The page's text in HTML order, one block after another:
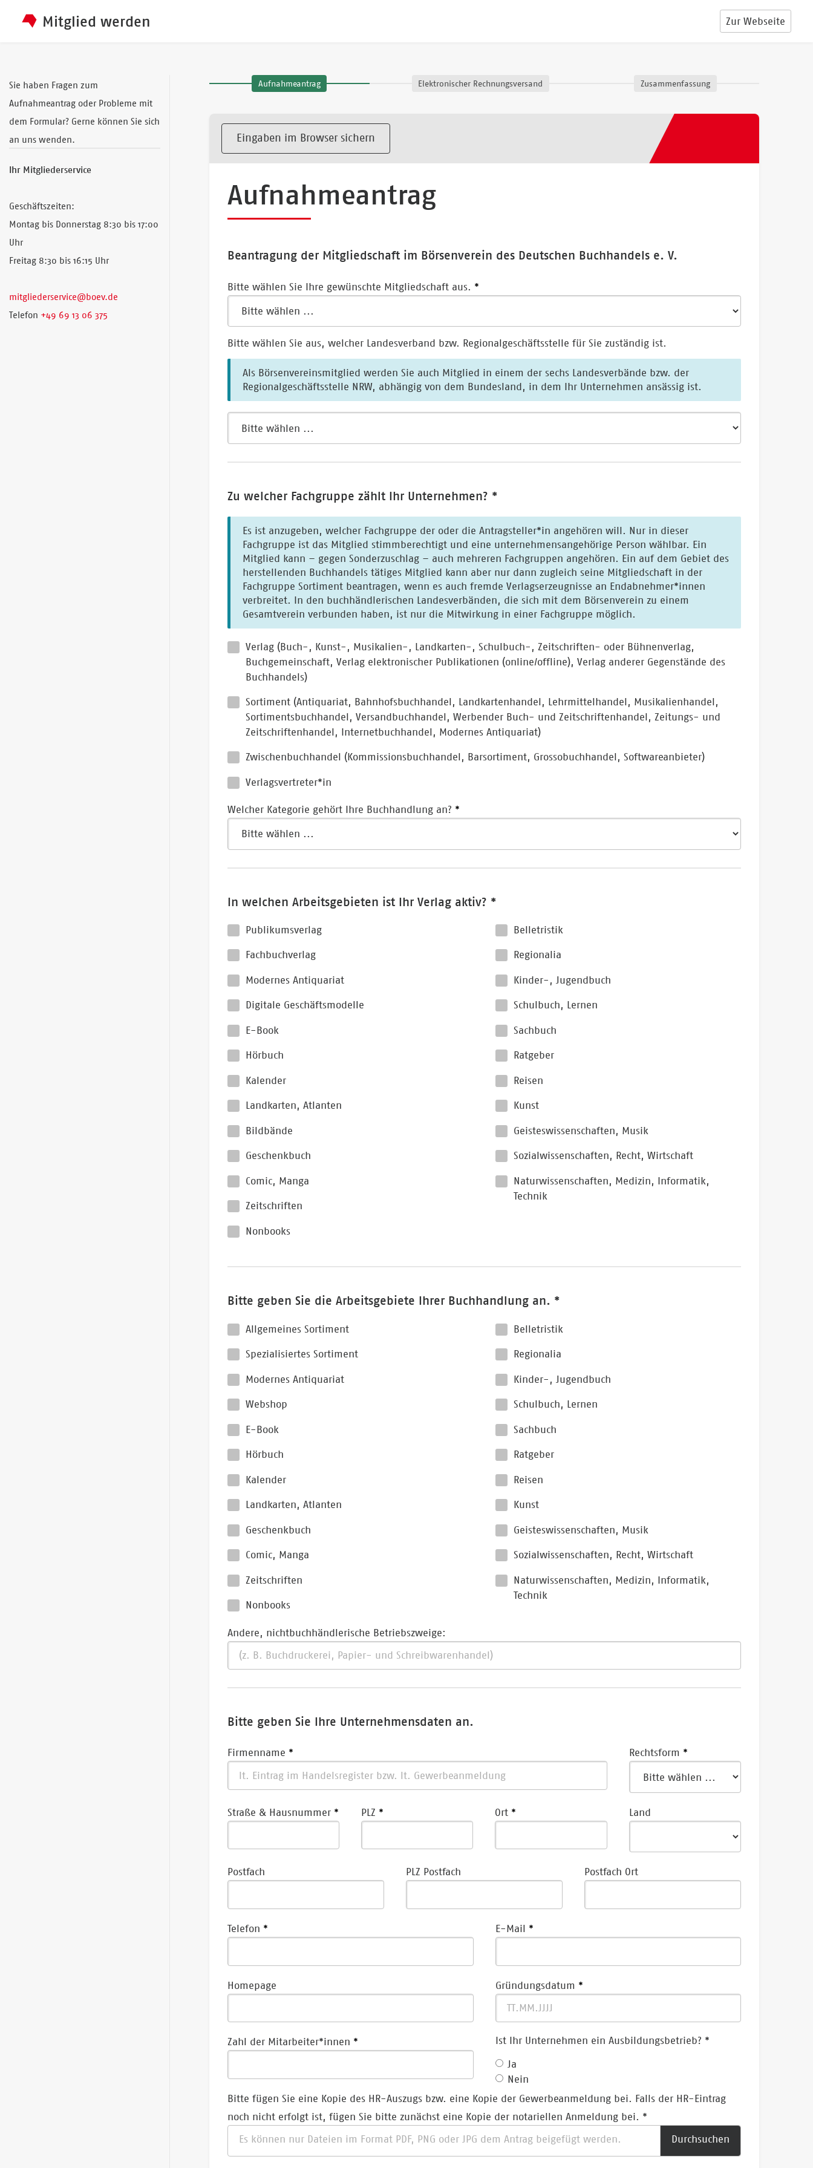
Mitglied werden Zur Webseite
Aufnahmeantrag Elektronischer Rechnungsversand Zusammenfassung
Eingaben im Browser sichern
Aufnahmeantrag
Beantragung der Mitgliedschaft im Börsenverein des Deutschen Buchhandels e. V.
Bitte wählen Sie Ihre gewünschte Mitgliedschaft aus.
Bitte wählen Sie aus, welcher Landesverband bzw. Regionalgeschäftsstelle für Sie zuständig ist.
Als Börsenvereinsmitglied werden Sie auch Mitglied in einem der sechs Landesverbände bzw. der
Regionalgeschäftsstelle NRW, abhängig von dem Bundesland, in dem Ihr Unternehmen ansässig ist.
Zu welcher Fachgruppe zählt Ihr Unternehmen? *
Es ist anzugeben, welcher Fachgruppe der oder die Antragsteller*in angehören will. Nur in dieser
Fachgruppe ist das Mitglied stimmberechtigt und eine unternehmensangehörige Person wählbar. Ein
Mitglied kann – gegen Sonderzuschlag – auch mehreren Fachgruppen angehören. Ein auf dem Gebiet des
herstellenden Buchhandels tätiges Mitglied kann aber nur dann zugleich seine Mitgliedschaft in der
Fachgruppe Sortiment beantragen, wenn es auch fremde Verlagserzeugnisse an Endabnehmer*innen
verbreitet. In den buchhändlerischen Landesverbänden, die sich mit dem Börsenverein zu einem
Gesamtverein verbunden haben, ist nur die Mitwirkung in einer Fachgruppe möglich.
Verlag (Buch-, Kunst-, Musikalien-, Landkarten-, Schulbuch-, Zeitschriften- oder Bühnenverlag,
Buchgemeinschaft, Verlag elektronischer Publikationen (online/offline), Verlag anderer Gegenstände des
Buchhandels)
Sortiment (Antiquariat, Bahnhofsbuchhandel, Landkartenhandel, Lehrmittelhandel, Musikalienhandel,
Sortimentsbuchhandel, Versandbuchhandel, Werbender Buch- und Zeitschriftenhandel, Zeitungs- und
Zeitschriftenhandel, Internetbuchhandel, Modernes Antiquariat)
Zwischenbuchhandel (Kommissionsbuchhandel, Barsortiment, Grossobuchhandel, Softwareanbieter)
Verlagsvertreter*in
Welcher Kategorie gehört Ihre Buchhandlung an?
In welchen Arbeitsgebieten ist Ihr Verlag aktiv? *
Publikumsverlag
Fachbuchverlag
Modernes Antiquariat
Digitale Geschäftsmodelle
E-Book
Hörbuch
Kalender
Landkarten, Atlanten
Bildbände
Geschenkbuch
Comic, Manga
Zeitschriften
Nonbooks
Belletristik
Regionalia
Kinder-, Jugendbuch
Schulbuch, Lernen
Sachbuch
Ratgeber
Reisen
Kunst
Geisteswissenschaften, Musik
Sozialwissenschaften, Recht, Wirtschaft
Naturwissenschaften, Medizin, Informatik,
Technik
Bitte geben Sie die Arbeitsgebiete Ihrer Buchhandlung an. *
Allgemeines Sortiment
Spezialisiertes Sortiment
Modernes Antiquariat
Webshop
E-Book
Hörbuch
Kalender
Landkarten, Atlanten
Geschenkbuch
Comic, Manga
Zeitschriften
Nonbooks
Belletristik
Regionalia
Kinder-, Jugendbuch
Schulbuch, Lernen
Sachbuch
Ratgeber
Reisen
Kunst
Geisteswissenschaften, Musik
Sozialwissenschaften, Recht, Wirtschaft
Naturwissenschaften, Medizin, Informatik,
Technik
Andere, nichtbuchhändlerische Betriebszweige:
Bitte geben Sie Ihre Unternehmensdaten an.
Firmenname Rechtsform
Straße & Hausnummer PLZ Ort Land
Postfach PLZ Postfach Postfach Ort
Telefon E-Mail
Homepage Gründungsdatum
Zahl der Mitarbeiter*innen
Ist Ihr Unternehmen ein Ausbildungsbetrieb? *
Ja
Nein
Bitte fügen Sie eine Kopie des HR-Auszugs bzw. eine Kopie der Gewerbeanmeldung bei. Falls der HR-Eintrag
noch nicht erfolgt ist, fügen Sie bitte zunächst eine Kopie der notariellen Anmeldung bei. *
Es können nur Dateien im Format PDF, PNG oder JPG dem Antrag beigefügt werden.
Sie haben Fragen zum
Aufnahmeantrag oder Probleme mit
dem Formular? Gerne können Sie sich
an uns wenden.
Ihr Mitgliederservice
Geschäftszeiten:
Montag bis Donnerstag 8:30 bis 17:00
Uhr
Freitag 8:30 bis 16:15 Uhr
mitgliederservice@boev.de
Telefon +49 69 13 06 375